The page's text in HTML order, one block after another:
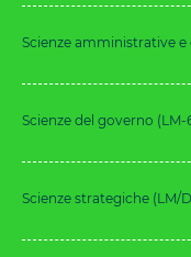
Scienze amministrative
Scienze del governo (LM-
Scienze strategiche (LM/